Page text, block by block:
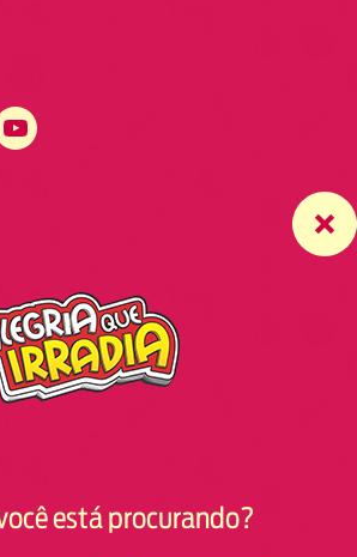
YouTube
está procurando?